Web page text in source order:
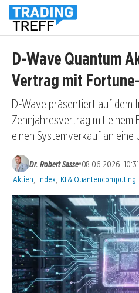
D-Wave Quantum
Vertrag mit
D-Wave präsentiert auf dem
Zehnjahresvertrag mit einem
einen Systemverkauf an eine
Dr. Robert Sasse•08.06.2026,
Kategorien:
Aktien Index KI & Quantencomputing